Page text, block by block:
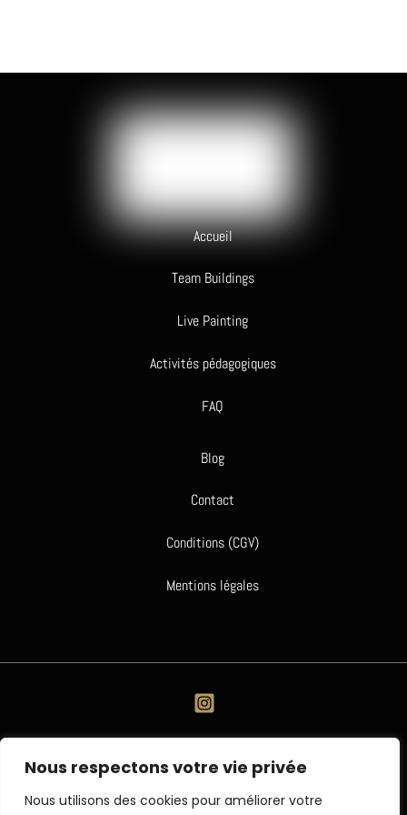
Nous respectons votre vie privée
Nous utilisons des cookies pour améliorer votre
Accueil
Team Buildings
Live Painting
Activités pédagogiques
FAQ
Blog
Contact
Conditions (CGV)
Mentions légales